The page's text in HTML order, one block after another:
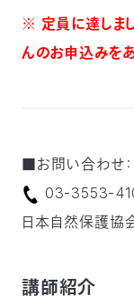
※ 定員に達しま
んのお申込みをあ
■お問い合わせ：
03-3553-
日本自然保護協
講師紹介